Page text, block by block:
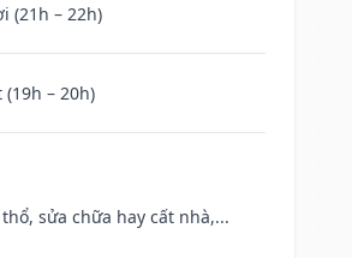
(21h – 22h)
(19h – 20h)
sửa chữa hay cất nhà,...